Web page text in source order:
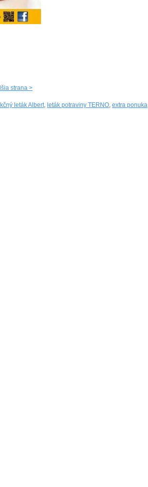
strana >
leták Albert, leták potraviny TERNO, extra ponuka